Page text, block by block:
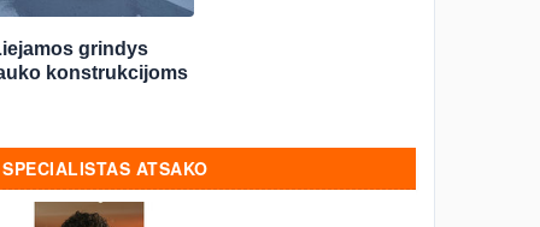
grindys
konstrukcijoms
SPECIALISTAS ATSAKO